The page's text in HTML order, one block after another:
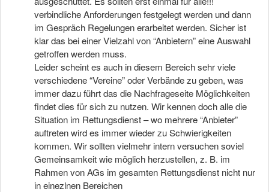
verbindliche Anforderungen festgelegt werden und dann
im Gespräch Regelungen erarbeitet werden. Sicher ist
klar das bei einer Vielzahl von “Anbietern” eine Auswahl
getroffen werden muss.
Leider scheint es auch in diesem Bereich sehr viele
verschiedene “Vereine” oder Verbände zu geben, was
immer dazu führt das die Nachfrageseite Möglichkeiten
findet dies für sich zu nutzen. Wir kennen doch alle die
Situation im Rettungsdienst – wo mehrere “Anbieter”
auftreten wird es immer wieder zu Schwierigkeiten
kommen. Wir sollten vielmehr intern versuchen soviel
Gemeinsamkeit wie möglich herzustellen, z. B. im
Rahmen von AGs im gesamten Rettungsdienst nicht nur
in einezlnen Bereichen